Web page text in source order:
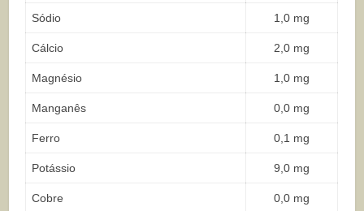
Sódio 1,0 mg
Cálcio 2,0 mg
Magnésio 1,0 mg
Manganês 0,0 mg
Ferro 0,1 mg
Potássio 9,0 mg
Cobre 0,0 mg